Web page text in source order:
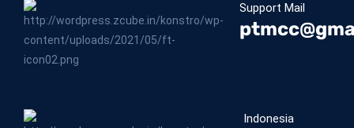
Support Mail
Indonesia